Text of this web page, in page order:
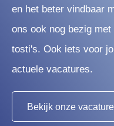
en het beter vindbaar
ons ook nog bezig
tosti's. Ook iets voor
actuele vacatures.
Bekijk onze